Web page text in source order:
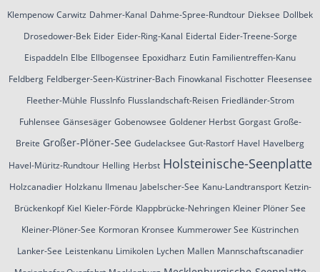
Klempenow Carwitz Dahmer-Kanal Dahme-Spree-Rundtour Dieksee Dollbek
Drosedower-Bek Eider Eider-Ring-Kanal Eidertal Eider-Treene-Sorge
Eispaddeln Elbe Ellbogensee Epoxidharz Eutin Familientreffen-Kanu
Feldberg Feldberger-Seen-Küstriner-Bach Finowkanal Fischotter Fleesensee
Fleether-Mühle FlussInfo Flusslandschaft-Reisen Friedländer-Strom
Fuhlensee Gänsesäger Gobenowsee Goldener Herbst Gorgast Große-
Breite Großer-Plöner-See Gudelacksee Gut-Rastorf Havel Havelberg
Havel-Müritz-Rundtour Helling Herbst Holsteinische-Seenplatte
Holzcanadier Holzkanu Ilmenau Jabelscher-See Kanu-Landtransport Ketzin-
Brückenkopf Kiel Kieler-Förde Klappbrücke-Nehringen Kleiner Plöner See
Kleiner-Plöner-See Kormoran Kronsee Kummerower See Küstrinchen
Lanker-See Leistenkanu Limikolen Lychen Mallen Mannschaftscanadier